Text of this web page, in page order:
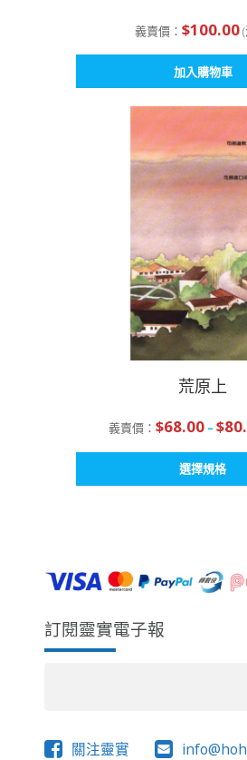
義賣價： $100.00
加入購物車
荒原上
義賣價： $68.00 – $
選擇規格
訂閱靈實電子報
關注靈實